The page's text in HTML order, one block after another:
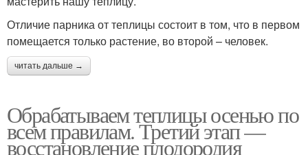
Отличие парника от теплицы состоит в том, что в первом
помещается только растение, во второй – человек.
читать дальше →
Обрабатываем теплицы осенью по
всем правилам. Третий этап —
восстановление плодородия